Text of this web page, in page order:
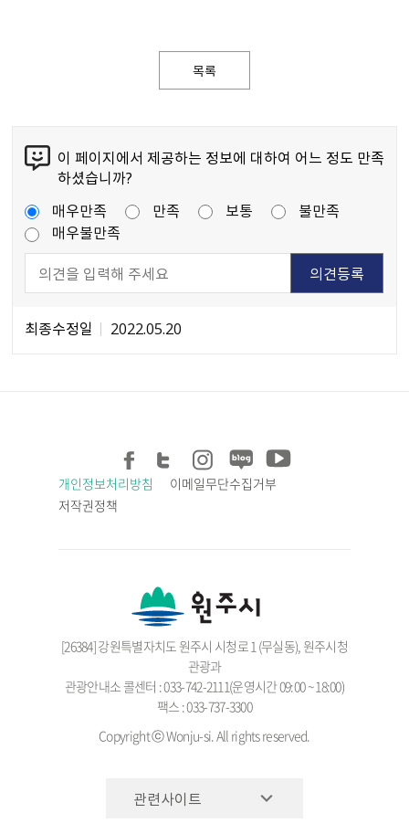
목록
이 페이지에서 제공하는 정보에 대하여 어느 정도 만족
하셨습니까?
매우만족
만족 보통
불만족
매우불만족
최종수정일 2022.05.20
개인정보처리방침
이메일무단수집거부
저작권정책
[26384] 강원특별자치도 원주시 시청로 1 (무실동), 원주시청
관광과
관광안내소 콜센터 : 033-742-2111(운영시간 09:00 ~ 18:00)
팩스 : 033-737-3300
Copyright ⓒ Wonju-si. All rights reserved.
관련사이트